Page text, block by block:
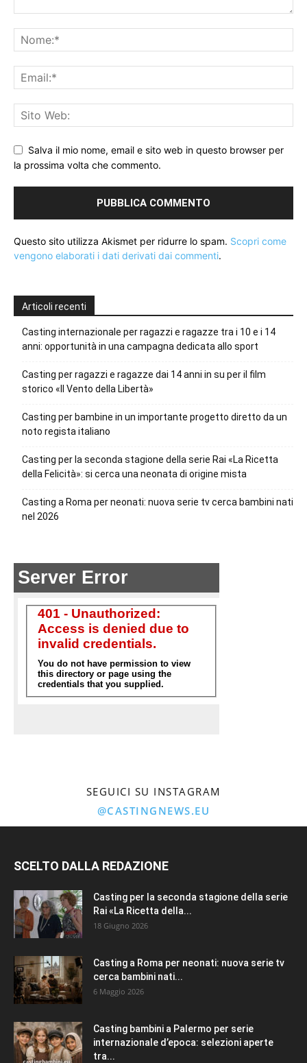
Salva il mio nome, email e sito web in questo browser per
la prossima volta che commento.
Questo sito utilizza Akismet per ridurre lo spam. Scopri come
vengono elaborati i dati derivati dai commenti.
Articoli recenti
Casting internazionale per ragazzi e ragazze tra i 10 e i 14
anni: opportunità in una campagna dedicata allo sport
Casting per ragazzi e ragazze dai 14 anni in su per il film
storico «Il Vento della Libertà»
Casting per bambine in un importante progetto diretto da un
noto regista italiano
Casting per la seconda stagione della serie Rai «La Ricetta
della Felicità»: si cerca una neonata di origine mista
Casting a Roma per neonati: nuova serie tv cerca bambini nati
nel 2026
SEGUICI SU INSTAGRAM
@CASTINGNEWS.EU
SCELTO DALLA REDAZIONE
Casting per la seconda stagione della serie
Rai «La Ricetta della...
18 Giugno 2026
Casting a Roma per neonati: nuova serie tv
cerca bambini nati...
6 Maggio 2026
Casting bambini a Palermo per serie
internazionale d’epoca: selezioni aperte
tra...